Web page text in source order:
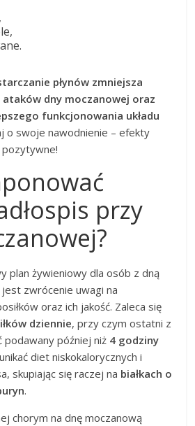
płynów zmniejsza
dny moczanowej oraz
funkcjonowania układu
o swoje nawodnienie – efekty
przy
plan żywieniowy dla osób z dną
zwrócenie uwagi na
oraz ich jakość. Zaleca się
dziennie, przy czym ostatni z
podawany później niż 4 godziny
diet niskokalorycznych i
skupiając się raczej na białkach o
.
chorym na dnę moczanową